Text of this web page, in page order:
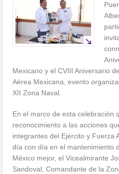
Mexicano y el CVIII Aniversario
Aérea Mexicana, evento
XII Zona Naval.
En el marco de esta celebración
reconocimiento a las acciones
integrantes del Ejército y Fuerza
día con día en el mantenimiento
México mejor, el Vicealmirante
Sandoval, Comandante de la